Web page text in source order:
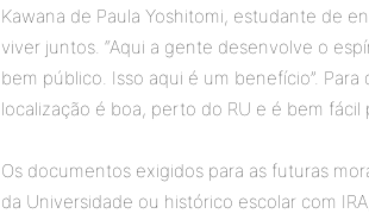
Kawana de Paula Yoshitomi, estudante de
viver juntos. “Aqui a gente desenvolve o
bem público. Isso aqui é um benefício”.
localização é boa, perto do RU e é bem fácil
Os documentos exigidos para as futuras
da Universidade ou histórico escolar com